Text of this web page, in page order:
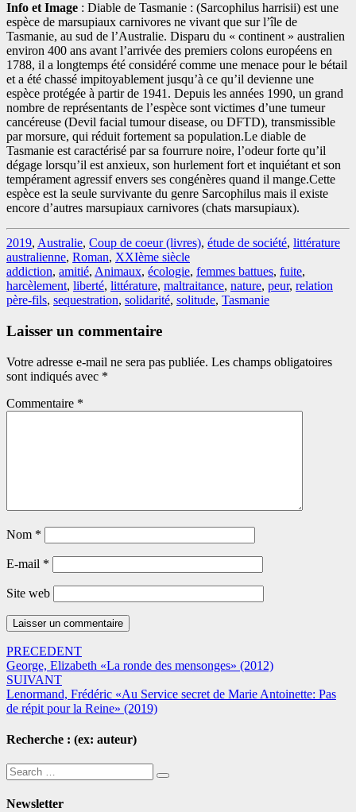
Info et Image : Diable de Tasmanie : (Sarcophilus harrisii) est une
espèce de marsupiaux carnivores ne vivant que sur l’île de
Tasmanie, au sud de l’Australie. Disparu du « continent » australien
environ 400 ans avant l’arrivée des premiers colons européens en
1788, il a longtemps été considéré comme une menace pour le bétail
et a été chassé impitoyablement jusqu’à ce qu’il devienne une
espèce protégée à partir de 1941. Depuis les années 1990, un grand
nombre de représentants de l’espèce sont victimes d’une tumeur
cancéreuse (Devil facial tumour disease, ou DFTD), transmissible
par morsure, qui réduit fortement sa population.Le diable de
Tasmanie est caractérisé par sa fourrure noire, l’odeur forte qu’il
dégage lorsqu’il est anxieux, son hurlement fort et inquiétant et son
tempérament agressif envers ses congénères quand il mange.Cette
espèce est la seule survivante du genre Sarcophilus mais il existe
encore d’autres marsupiaux carnivores (chats marsupiaux).
2019, Australie, Coup de coeur (livres), étude de société, littérature
australienne, Roman, XXIème siècle
addiction, amitié, Animaux, écologie, femmes battues, fuite,
harcèlement, liberté, littérature, maltraitance, nature, peur, relation
père-fils, sequestration, solidarité, solitude, Tasmanie
Laisser un commentaire
Votre adresse e-mail ne sera pas publiée. Les champs obligatoires
sont indiqués avec *
Commentaire *
Nom *
E-mail *
Site web
Navigation
dans
les
articles
PRECEDENT
George, Elizabeth «La ronde des mensonges» (2012)
SUIVANT
Lenormand, Frédéric «Au Service secret de Marie Antoinette: Pas
de répit pour la Reine» (2019)
Recherche : (ex: auteur)
Search
for:
Search
Newsletter